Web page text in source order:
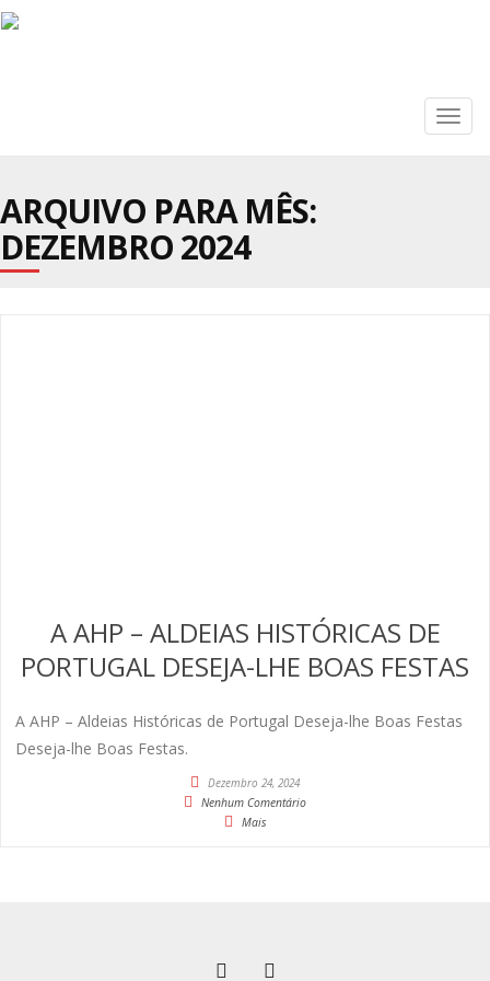
ARQUIVO PARA MÊS:
DEZEMBRO 2024
A AHP – ALDEIAS HISTÓRICAS DE
PORTUGAL DESEJA-LHE BOAS FESTAS
A AHP – Aldeias Históricas de Portugal Deseja-lhe Boas Festas
Deseja-lhe Boas Festas.
Dezembro 24, 2024
Nenhum Comentário
Mais